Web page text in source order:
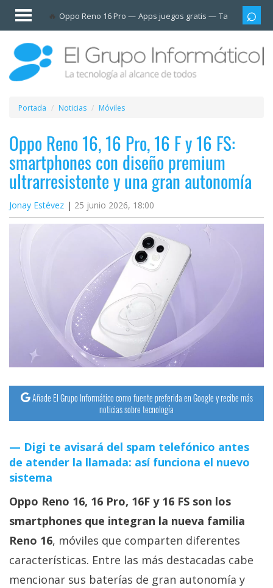
Oppo Reno 16 Pro Apps juegos gratis Tarjetas
Invitado
Iniciar
sesión /
Registrarse
Esenciales
Móviles
Ofertas
Apps
Redes
sociales
Plataformas
streaming
Operadores
Trucos
y
Tutoriales
Ciberseguridad
Sistemas
operativos
Profesional
+
Más
temas
Portada Noticias Móviles
Oppo Reno 16, 16 Pro, 16 F y 16 FS:
smartphones con diseño premium
ultrarresistente y una gran autonomía
Jonay Estévez 25 junio 2026, 18:00
Añade El Grupo Informático como fuente preferida en Google y recibe más
noticias sobre tecnología
Digi te avisará del spam telefónico antes
de atender la llamada: así funciona el nuevo
sistema
Oppo Reno 16, 16 Pro, 16F y 16 FS son los
smartphones que integran la nueva familia
Reno 16, móviles que comparten diferentes
características. Entre las más destacadas cabe
mencionar sus baterías de gran autonomía y